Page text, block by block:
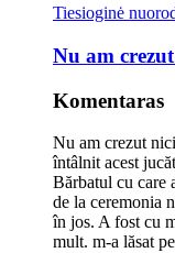
Tiesioginė
Nu am
Komentaras
Nu am crezut
întâlnit acest
Bărbatul cu care
de la ceremonia
în jos. A fost cu
mult. m-a lăsat